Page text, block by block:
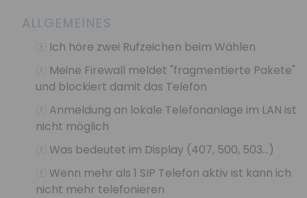
ALLGEMEINES
Ich höre zwei Rufzeichen beim Wählen
Meine Firewall meldet "fragmentierte Pakete"
und blockiert damit das Telefon
Anmeldung an lokale Telefonanlage im LAN ist
nicht möglich
Was bedeutet im Display (407, 500, 503...)
Wenn mehr als 1 SIP Telefon aktiv ist kann ich
nicht mehr telefonieren